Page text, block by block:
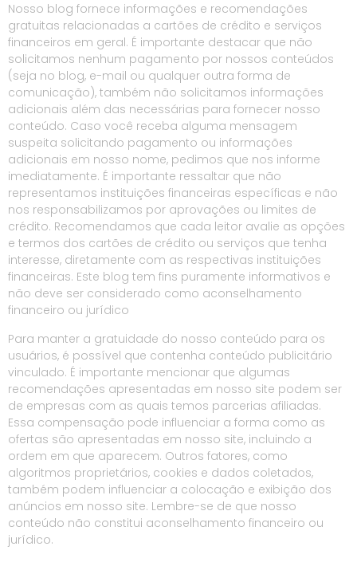
Nosso blog fornece informações e recomendações
gratuitas relacionadas a cartões de crédito e serviços
financeiros em geral. É importante destacar que não
solicitamos nenhum pagamento por nossos conteúdos
(seja no blog, e-mail ou qualquer outra forma de
comunicação), também não solicitamos informações
adicionais além das necessárias para fornecer nosso
conteúdo. Caso você receba alguma mensagem
suspeita solicitando pagamento ou informações
adicionais em nosso nome, pedimos que nos informe
imediatamente. É importante ressaltar que não
representamos instituições financeiras específicas e não
nos responsabilizamos por aprovações ou limites de
crédito. Recomendamos que cada leitor avalie as opções
e termos dos cartões de crédito ou serviços que tenha
interesse, diretamente com as respectivas instituições
financeiras. Este blog tem fins puramente informativos e
não deve ser considerado como aconselhamento
financeiro ou jurídico
Para manter a gratuidade do nosso conteúdo para os
usuários, é possível que contenha conteúdo publicitário
vinculado. É importante mencionar que algumas
recomendações apresentadas em nosso site podem ser
de empresas com as quais temos parcerias afiliadas.
Essa compensação pode influenciar a forma como as
ofertas são apresentadas em nosso site, incluindo a
ordem em que aparecem. Outros fatores, como
algoritmos proprietários, cookies e dados coletados,
também podem influenciar a colocação e exibição dos
anúncios em nosso site. Lembre-se de que nosso
conteúdo não constitui aconselhamento financeiro ou
jurídico.